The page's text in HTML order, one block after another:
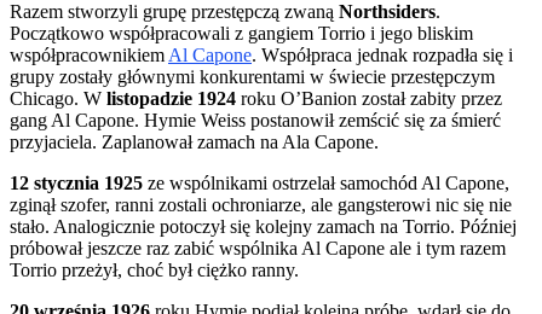
Razem stworzyli grupę przestępczą zwaną Northsiders.
Początkowo współpracowali z gangiem Torrio i jego bliskim
współpracownikiem Al Capone. Współpraca jednak rozpadła się i
grupy zostały głównymi konkurentami w świecie przestępczym
Chicago. W listopadzie 1924 roku O’Banion został zabity przez
gang Al Capone. Hymie Weiss postanowił zemścić się za śmierć
przyjaciela. Zaplanował zamach na Ala Capone.
12 stycznia 1925 ze wspólnikami ostrzelał samochód Al Capone,
zginął szofer, ranni zostali ochroniarze, ale gangsterowi nic się nie
stało. Analogicznie potoczył się kolejny zamach na Torrio. Później
próbował jeszcze raz zabić wspólnika Al Capone ale i tym razem
Torrio przeżył, choć był ciężko ranny.